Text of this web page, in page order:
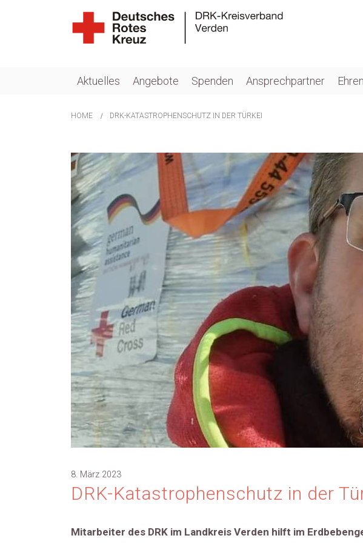
Aktuelles Angebote Spenden Ansprechpartner
HOME DRK-KATASTROPHENSCHUTZ IN DER TÜRKEI
8. März 2023
DRK-Katastrophenschutz in der
Mitarbeiter des DRK im Landkreis Verden hilft im